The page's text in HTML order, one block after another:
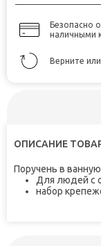
Безопасно
наличными
Верните
ОПИСАНИЕ
Поручень в
Для людей с
набор